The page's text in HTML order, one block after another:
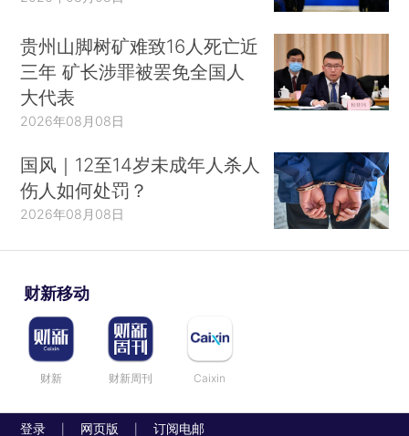
贵州山脚树矿难致16人死亡近
三年 矿长涉罪被罢免全国人
大代表
2026年08月08日
国风｜12至14岁未成年人杀人
伤人如何处罚？
2026年08月08日
财新移动
财新 财新周刊 Caixin
登录 网页版 订阅电邮